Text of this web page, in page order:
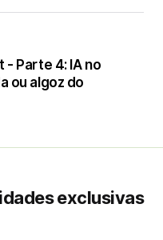
- Parte 4: IA no
ou algoz do
exclusivas